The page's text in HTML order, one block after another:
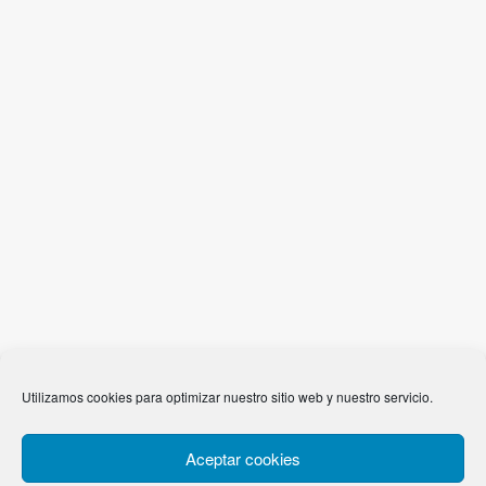
Utilizamos cookies para optimizar nuestro sitio web y nuestro servicio.
Aceptar cookies
navigation
Meta
Acceder